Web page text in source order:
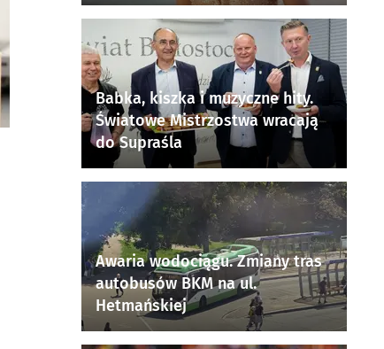
Babka, kiszka i muzyczne hity.
Światowe Mistrzostwa wracają
do Supraśla
Awaria wodociągu. Zmiany tras
autobusów BKM na ul.
Hetmańskiej